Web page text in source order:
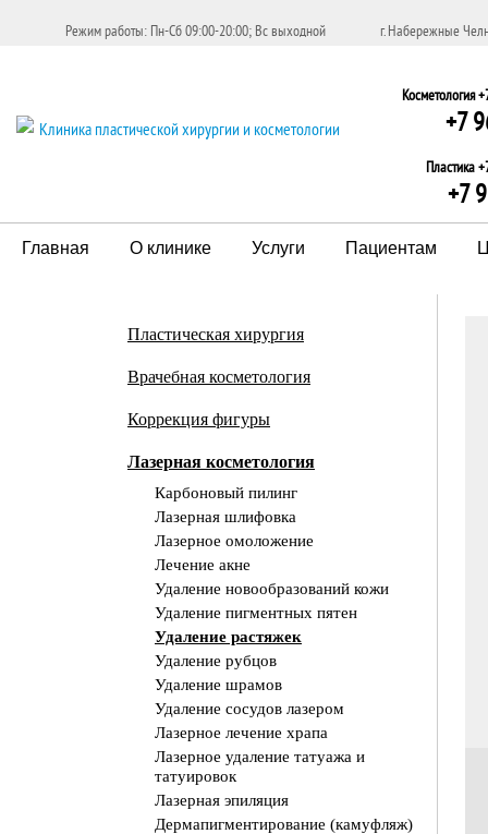
Пластическая хирургия
Врачебная косметология
Коррекция фигуры
Лазерная косметология
Карбоновый пилинг
Лазерная шлифовка
Лазерное омоложение
Лечение акне
Удаление новообразований кожи
Удаление пигментных пятен
Удаление растяжек
Удаление рубцов
Удаление шрамов
Удаление сосудов лазером
Лазерное лечение храпа
Лазерное удаление татуажа и
татуировок
Лазерная эпиляция
Дермапигментирование (камуфляж)
Режим работы: Пн-Сб 09:00-20:00; Вс выходной г. Набережные
Косметология
+7
Пластика
+7
Главная О клинике Услуги Пациентам